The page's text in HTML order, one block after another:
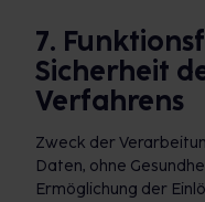
7.
Sicherheit
Verfahrens
Zweck der
Daten, ohne
Ermöglichung der